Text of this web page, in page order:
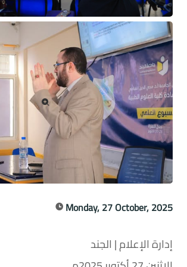
Monday, 27 October, 2025
إدارة الإعلام | الجند